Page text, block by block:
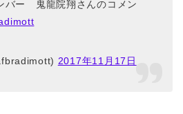
バー 鬼龍院翔さんのコメン
2017年11月17日